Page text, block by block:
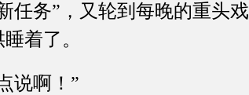
务”，又轮到每晚的重头戏
着了。
说啊！”